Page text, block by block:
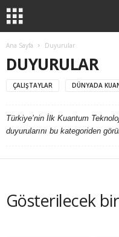
Ana Sayfa Duyurular
DUYURULAR
ÇALIŞTAYLAR DÜNYADA
Türkiye’nin İlk Kuantum
duyurularını bu kategoriden
Gösterilecek